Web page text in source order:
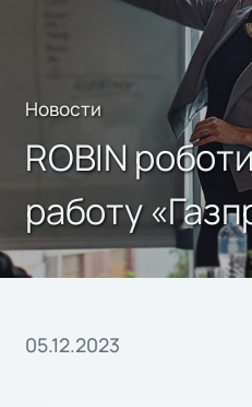
Новости
ROBIN
работу
05.12.2023